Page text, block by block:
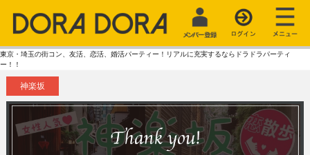
東京・埼玉の街コン、友活、恋活、婚活パーティー！リアルに充実するならドラドラパーティ
ー！！
神楽坂